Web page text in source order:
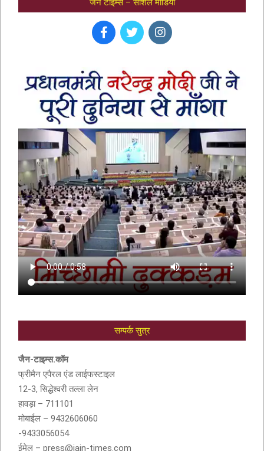
भक्तामर स्तोत्र – BHAKTAMAR STOTRA –
आचार्य मानतुंगसूरि द्वारा
आदरणीय सुशीला देवी बांठिया (SUSHILA DEVI
जैन टाइम्स – सोशल मीडिया
सम्पर्क सुत्र
जैन-टाइम्स.कॉम
फ्रीमैन एपैरल एंड लाईफस्टाइल
12-3, सिद्धेश्वरी तल्ला लेन
हावड़ा – 711101
मोबाईल – 9432606060
-9433056054
ईमेल – press@jain-times.com